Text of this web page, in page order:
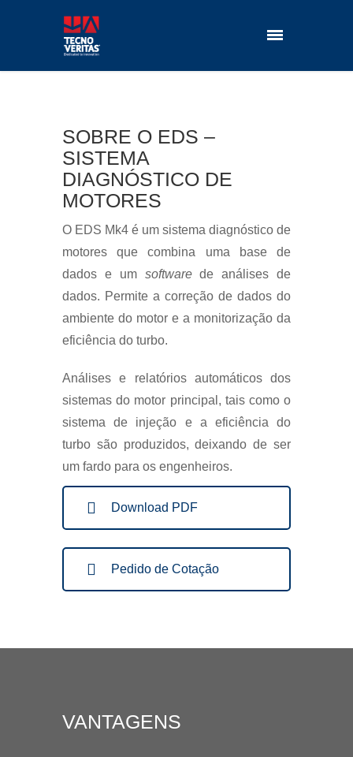
SOBRE O EDS –
SISTEMA
DIAGNÓSTICO DE
MOTORES
O EDS Mk4 é um sistema diagnóstico de
motores que combina uma base de
dados e um softwarede análises de
dados. Permite a correção de dados do
ambiente do motor e a monitorização da
eficiência do turbo.
Análises e relatórios automáticos dos
sistemas do motor principal, tais como o
sistema de injeção e a eficiência do
turbo são produzidos, deixando de ser
um fardo para os engenheiros.
Download PDF
Pedido de Cotação
VANTAGENS